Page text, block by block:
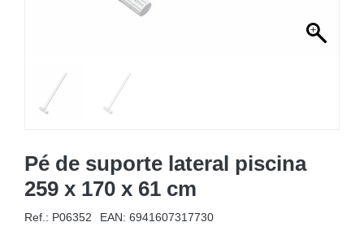
PEÇAS DE SUBSTITUIÇÃO PARA PISCINAS
Pé de suporte lateral piscina
259 x 170 x 61 cm
Ref.: P06352 EAN: 6941607317730